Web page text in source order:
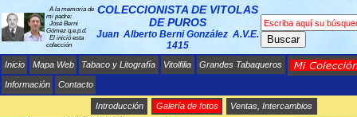
A la memoria de
mi padre:
José Berni
Gómez q.e.p.d.
El inició esta
colección
COLECCIONISTA DE VITOLAS
DE PUROS
Juan Alberto Berni González A.V.E.
1415
Buscar
Inicio Mapa Web Tabaco y Litografía Vitolfilia Grandes Tabaqueros
Información Contacto
Introducción Galería de fotos Ventas, Intercambios